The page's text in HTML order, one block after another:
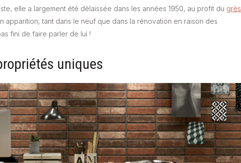
elle a largement été délaissée dans les années 1950, au profit du grès
apparition, tant dans le neuf que dans la rénovation en raison des
fini de faire parler de lui !
uniques